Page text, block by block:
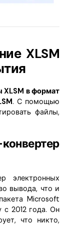
XLSM
XLSM в формат
. С помощью
файлы,
электронных
вывода, что и
Microsoft
с 2012 года. Он
что никто,